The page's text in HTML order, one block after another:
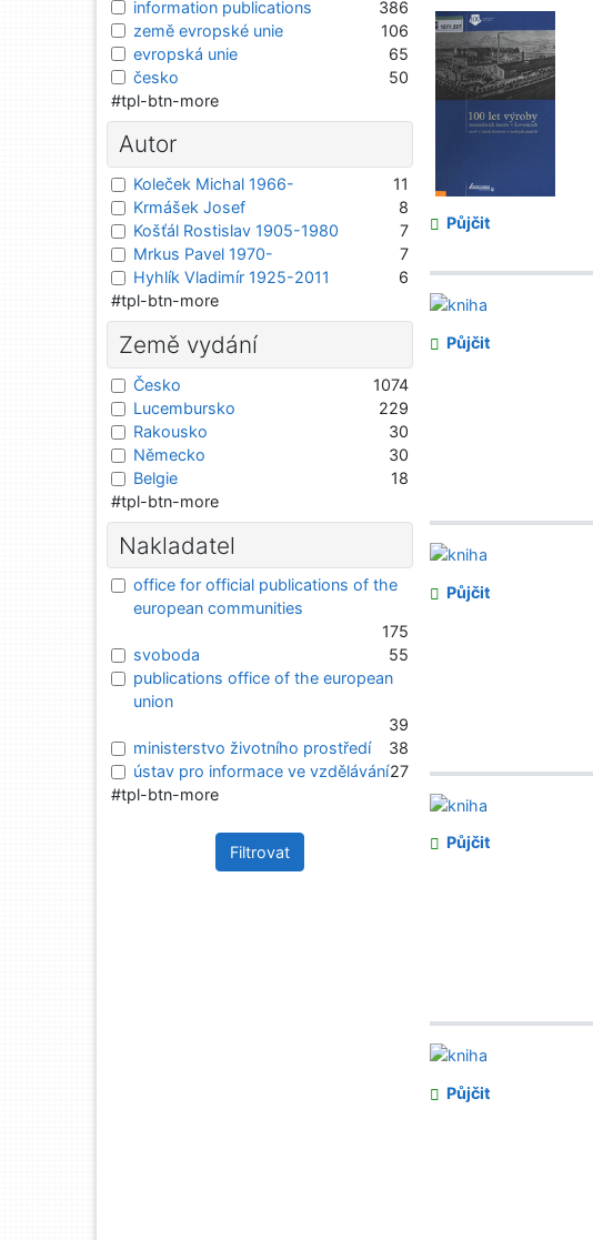
Půjčit
Půjčit
Půjčit
Půjčit
Půjčit
information publications
386
země evropské unie
106
evropská unie
65
česko
50
#tpl-btn-more
Autor
Koleček Michal 1966-
11
Krmášek Josef
8
Košťál Rostislav 1905-1980
7
Mrkus Pavel 1970-
7
Hyhlík Vladimír 1925-2011
6
#tpl-btn-more
Země vydání
Česko
1074
Lucembursko
229
Rakousko
30
Německo
30
Belgie
18
#tpl-btn-more
Nakladatel
office for official publications of the
european communities
175
svoboda
55
publications office of the european
union
39
ministerstvo životního prostředí
38
ústav pro informace ve vzdělávání27
#tpl-btn-more
Filtrovat